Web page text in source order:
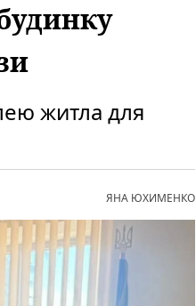
житла для
ЯНА ЮХИМЕНКО